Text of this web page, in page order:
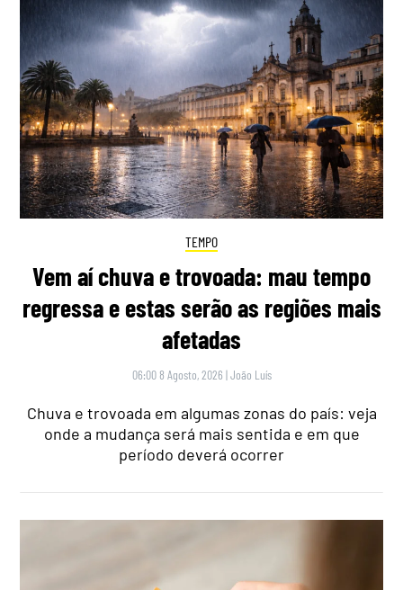
TEMPO
Vem aí chuva e trovoada: mau tempo
regressa e estas serão as regiões mais
afetadas
06:00 8 Agosto, 2026 |João Luís
Chuva e trovoada em algumas zonas do país: veja
onde a mudança será mais sentida e em que
período deverá ocorrer